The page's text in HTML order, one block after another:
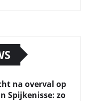
na overval op
Spijkenisse: zo